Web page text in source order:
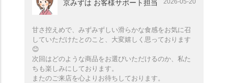
京みずは お客様サポート担当 2026-05-20
甘さ控えめで、みずみずしい滑らかな食感をお気に召
していただけたとのこと、大変嬉しく思っております
😊
次回はどのような商品をお選びいただけるのか、私た
ちも楽しみにしております。
またのご来店を心よりお待ちしております。